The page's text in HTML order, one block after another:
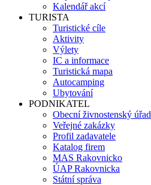
Kalendář akcí
TURISTA
Turistické cíle
Aktivity
Výlety
IC a informace
Turistická mapa
Autocamping
Ubytování
PODNIKATEL
Obecní živnostenský úřad
Veřejné zakázky
Profil zadavatele
Katalog firem
MAS Rakovnicko
ÚAP Rakovnicka
Státní správa